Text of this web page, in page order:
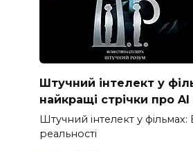
Штучний інтелект у
найкращі стрічки про AI
Штучний інтелект у фільмах:
реальності